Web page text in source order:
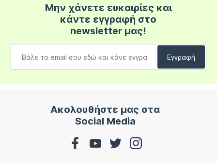
Μην χάνετε ευκαιρίες και
κάντε εγγραφή στο
newsletter μας!
Ακολουθήστε μας στα
Social Media